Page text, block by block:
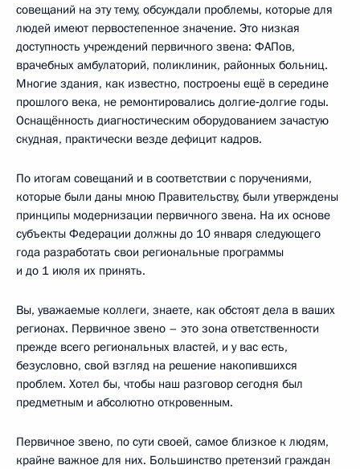
совещаний на эту тему, обсуждали проблемы, которые для
людей имеют первостепенное значение. Это низкая
доступность учреждений первичного звена: ФАПов,
врачебных амбулаторий, поликлиник, районных больниц.
Многие здания, как известно, построены ещё в середине
прошлого века, не ремонтировались долгие‑долгие годы.
Оснащённость диагностическим оборудованием зачастую
скудная, практически везде дефицит кадров.
По итогам совещаний и в соответствии с поручениями,
которые были даны мною Правительству, были утверждены
принципы модернизации первичного звена. На их основе
субъекты Федерации должны до 10 января следующего
года разработать свои региональные программы
и до 1 июля их принять.
Вы, уважаемые коллеги, знаете, как обстоят дела в ваших
регионах. Первичное звено – это зона ответственности
прежде всего региональных властей, и у вас есть,
безусловно, свой взгляд на решение накопившихся
проблем. Хотел бы, чтобы наш разговор сегодня был
предметным и абсолютно откровенным.
Первичное звено, по сути своей, самое близкое к людям,
крайне важное для них. Большинство претензий граждан